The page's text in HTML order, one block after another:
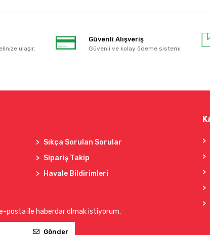
ulaşır.
Güvenli Alışveriş
Güvenli ve kolay ödeme sistemi
Sıkça Sorulan Sorular
Sipariş Takip
Havale Bildirimleri
posta ile haberdar olmak istiyorum.
Gönder